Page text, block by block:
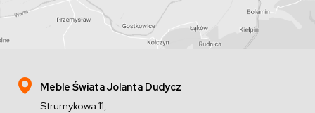
Meble Świata Jolanta Dudycz
Strumykowa 11,